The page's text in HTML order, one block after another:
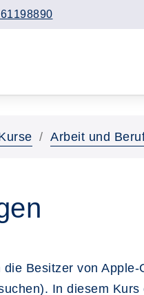
Arbeit und
Besitzer von
In diesem